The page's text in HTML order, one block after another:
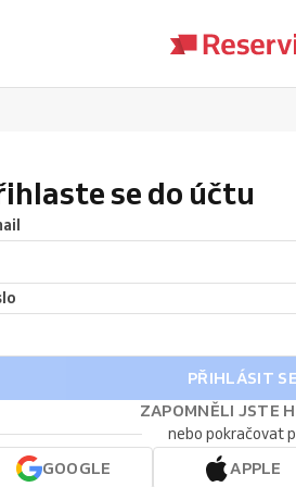
se do účtu
PŘIHLÁSIT SE
ZAPOMNĚLI JSTE
nebo pokračovat
GOOGLE
APPLE